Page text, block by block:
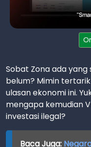
Sobat Zona ada yang
belum? Mimin
ulasan ekonomi ini.
mengapa kemudian
investasi ilegal?
Baca Juga: